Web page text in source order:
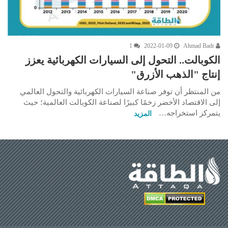
2022-01-09
1
الكوبالت.. التحول إلى السيارات الكهربائية يعزز
إنتاج "الذهب الأزرق"
من المنتظر أن توفر صناعة السيارات الكهربائية والتحول العالمي
إلى الاقتصاد الأخضر زخمًا كبيرًا لصناعة الكوبالت العالمية؛ حيث
يتمركز استخراجه…
المزيد